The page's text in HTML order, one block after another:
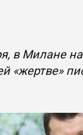
в Милане
«жертве»